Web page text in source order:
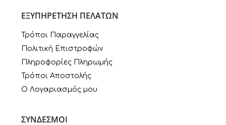
ΕΞΥΠΗΡΕΤΗΣΗ ΠΕΛΑΤΩΝ
Τρόποι Παραγγελίας
Πολιτική Επιστροφών
Πληροφορίες Πληρωμής
Τρόποι Αποστολής
Ο Λογαριασμός μου
ΣΥΝΔΕΣΜΟΙ